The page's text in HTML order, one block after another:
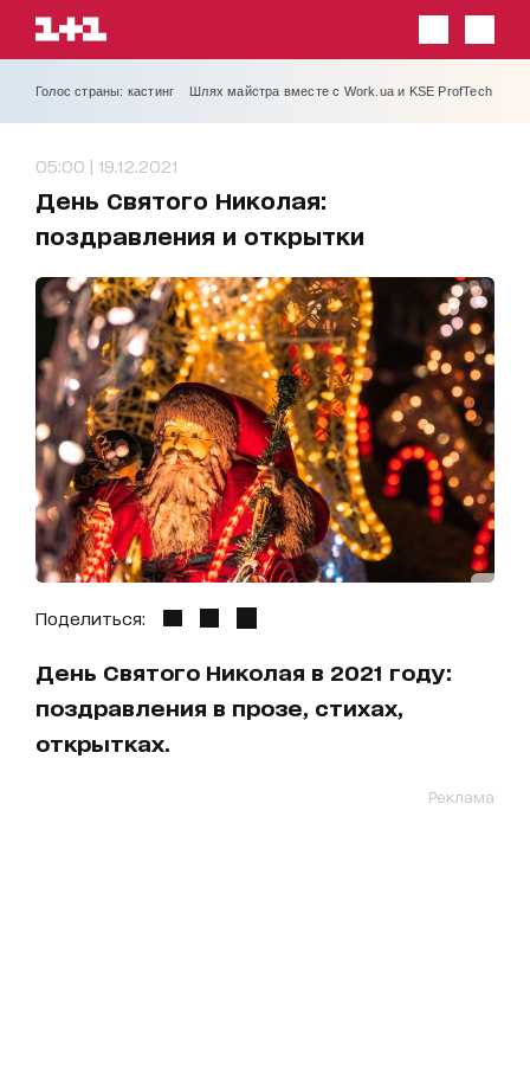
Голос страны: кастинг Шлях майстра вместе с Work.ua и KSE ProfTech
05:00 | 19.12.2021
День Святого Николая:
поздравления и открытки
Поделиться:
День Святого Николая в 2021 году:
поздравления в прозе, стихах,
открытках.
Реклама